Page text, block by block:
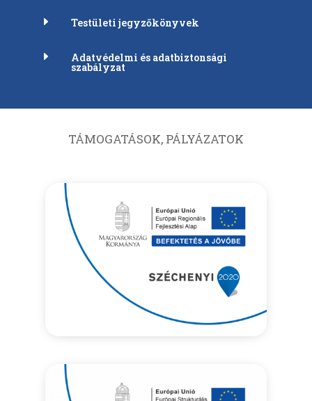
E Testületi jegyzőkönyvek
E Adatvédelmi és adatbiztonsági
szabályzat
TÁMOGATÁSOK, PÁLYÁZATOK